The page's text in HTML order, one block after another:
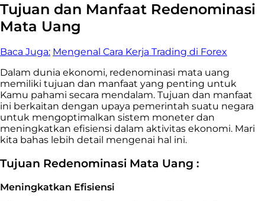
Tujuan dan Manfaat Redenominasi
Mata Uang
Baca Juga: Mengenal Cara Kerja Trading di Forex
Dalam dunia ekonomi, redenominasi mata uang
memiliki tujuan dan manfaat yang penting untuk
Kamu pahami secara mendalam. Tujuan dan manfaat
ini berkaitan dengan upaya pemerintah suatu negara
untuk mengoptimalkan sistem moneter dan
meningkatkan efisiensi dalam aktivitas ekonomi. Mari
kita bahas lebih detail mengenai hal ini.
Tujuan Redenominasi Mata Uang :
Meningkatkan Efisiensi